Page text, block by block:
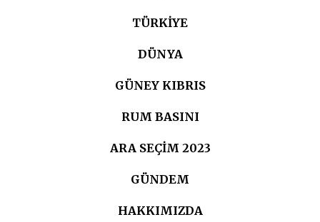
TÜRKIYE
DÜNYA
GÜNEY KIBRIS
RUM BASINI
ARA SEÇIM 2023
GÜNDEM
HAKKIMIZDA